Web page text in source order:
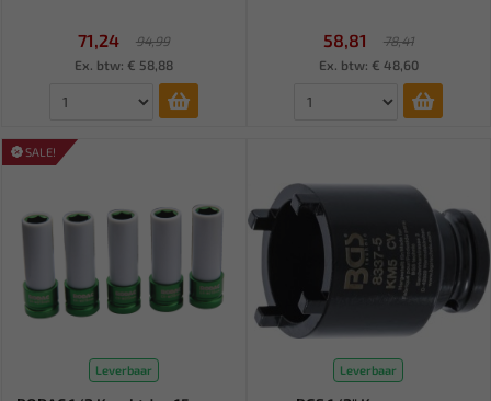
71,24
94,99
Ex. btw: € 58,88
58,81
78,41
Ex. btw: € 48,60
SALE!
Leverbaar Leverbaar